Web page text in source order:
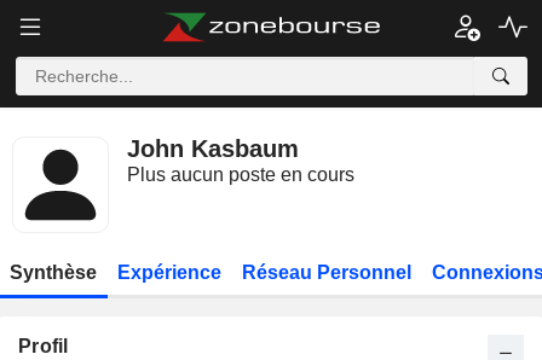
John Kasbaum
Plus aucun poste en cours
Synthèse Expérience Réseau Personnel
Profil